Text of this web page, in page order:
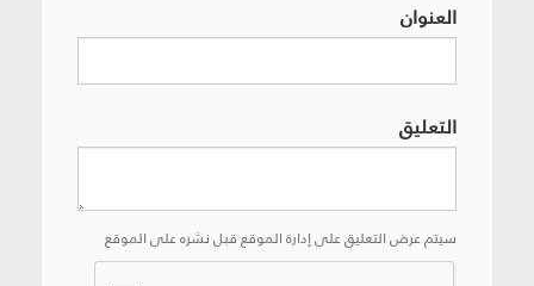
العنوان
التعليق
سيتم عرض التعليق على إدارة الموقع قبل نشره على الموقع